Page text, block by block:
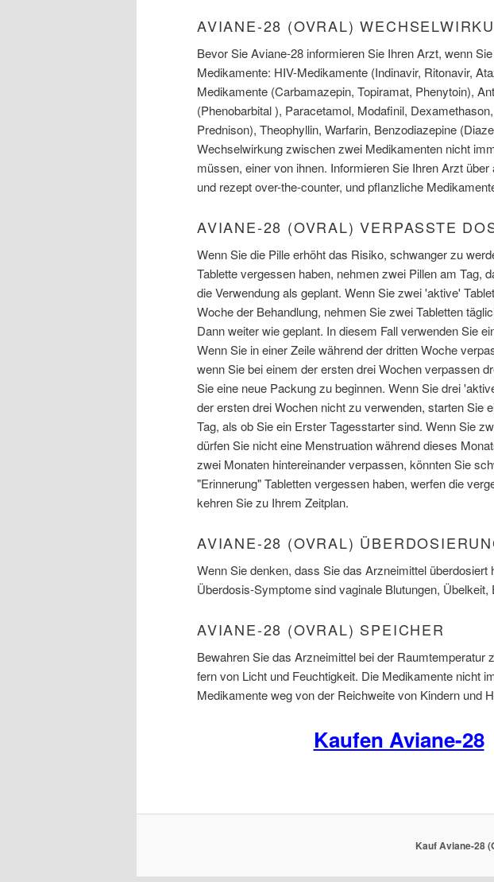
AVIANE-28 (OVRAL)
Bevor Sie Aviane-28 informieren Sie Ihren Arzt, wenn
Medikamente: HIV-Medikamente (Indinavir, Ritonavir,
Medikamente (Carbamazepin, Topiramat, Phenytoin),
(Phenobarbital ), Paracetamol, Modafinil,
Prednison), Theophyllin, Warfarin, Benzodiazepine
Wechselwirkung zwischen zwei Medikamenten nicht
müssen, einer von ihnen. Informieren Sie Ihren Arzt
und rezept over-the-counter, und pflanzliche
AVIANE-28 (OVRAL) VERPASSTE
Wenn Sie die Pille erhöht das Risiko, schwanger zu
Tablette vergessen haben, nehmen zwei Pillen am Tag,
die Verwendung als geplant. Wenn Sie zwei 'aktive'
Woche der Behandlung, nehmen Sie zwei Tabletten
Dann weiter wie geplant. In diesem Fall verwenden Sie
Wenn Sie in einer Zeile während der dritten Woche
wenn Sie bei einem der ersten drei Wochen verpassen
Sie eine neue Packung zu beginnen. Wenn Sie drei
der ersten drei Wochen nicht zu verwenden, starten Sie
Tag, als ob Sie ein Erster Tagesstarter sind. Wenn Sie
dürfen Sie nicht eine Menstruation während dieses
zwei Monaten hintereinander verpassen, könnten Sie
"Erinnerung" Tabletten vergessen haben, werfen die
kehren Sie zu Ihrem Zeitplan.
AVIANE-28 (OVRAL)
Wenn Sie denken, dass Sie das Arzneimittel überdosiert
Überdosis-Symptome sind vaginale Blutungen, Übelkeit,
AVIANE-28 (OVRAL) SPEICHER
Bewahren Sie das Arzneimittel bei der Raumtemperatur
fern von Licht und Feuchtigkeit. Die Medikamente nicht
Medikamente weg von der Reichweite von Kindern und
Kaufen Aviane-28
Kauf Aviane-28